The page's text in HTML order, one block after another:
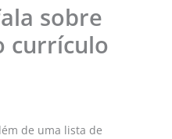
sobre
currículo
de uma lista de